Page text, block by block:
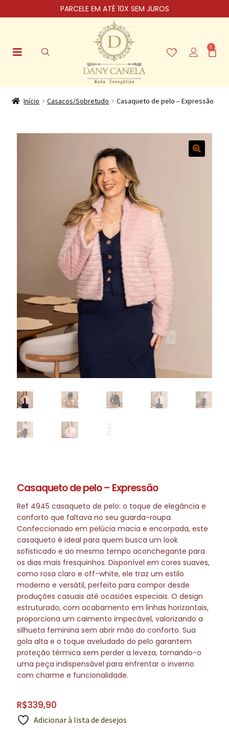
PARCELE EM ATÉ 10X SEM JUROS
0
Início Casacos/Sobretudo Casaqueto de pelo – Expressão
Casaqueto de pelo – Expressão
Ref 4945 casaqueto de pelo: o toque de elegância e
conforto que faltava no seu guarda-roupa.
Confeccionado em pelúcia macia e encorpada, este
casaqueto é ideal para quem busca um look
sofisticado e ao mesmo tempo aconchegante para
os dias mais fresquinhos. Disponível em cores suaves,
como rosa claro e off-white, ele traz um estilo
moderno e versátil, perfeito para compor desde
produções casuais até ocasiões especiais. O design
estruturado, com acabamento em linhas horizontais,
proporciona um caimento impecável, valorizando a
silhueta feminina sem abrir mão do conforto. Sua
gola alta e o toque aveludado do pelo garantem
proteção térmica sem perder a leveza, tornando-o
uma peça indispensável para enfrentar o inverno
com charme e funcionalidade.
R$339,90
Adicionar à lista de desejos